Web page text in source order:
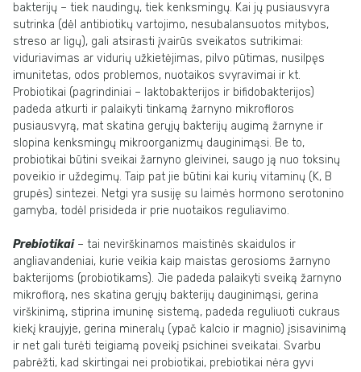
bakterijų – tiek naudingų, tiek kenksmingų. Kai jų pusiausvyra
sutrinka (dėl antibiotikų vartojimo, nesubalansuotos mitybos,
streso ar ligų), gali atsirasti įvairūs sveikatos sutrikimai:
viduriavimas ar vidurių užkietėjimas, pilvo pūtimas, nusilpęs
imunitetas, odos problemos, nuotaikos svyravimai ir kt.
Probiotikai (pagrindiniai – laktobakterijos ir bifidobakterijos)
padeda atkurti ir palaikyti tinkamą žarnyno mikrofloros
pusiausvyrą, mat skatina gerųjų bakterijų augimą žarnyne ir
slopina kenksmingų mikroorganizmų dauginimąsi. Be to,
probiotikai būtini sveikai žarnyno gleivinei, saugo ją nuo toksinų
poveikio ir uždegimų. Taip pat jie būtini kai kurių vitaminų (K, B
grupės) sintezei. Netgi yra susiję su laimės hormono serotonino
gamyba, todėl prisideda ir prie nuotaikos reguliavimo.
Prebiotikai– tai nevirškinamos maistinės skaidulos ir
angliavandeniai, kurie veikia kaip maistas gerosioms žarnyno
bakterijoms (probiotikams). Jie padeda palaikyti sveiką žarnyno
mikroflorą, nes skatina gerųjų bakterijų dauginimąsi, gerina
virškinimą, stiprina imuninę sistemą, padeda reguliuoti cukraus
kiekį kraujyje, gerina mineralų (ypač kalcio ir magnio) įsisavinimą
ir net gali turėti teigiamą poveikį psichinei sveikatai. Svarbu
pabrėžti, kad skirtingai nei probiotikai, prebiotikai nėra gyvi